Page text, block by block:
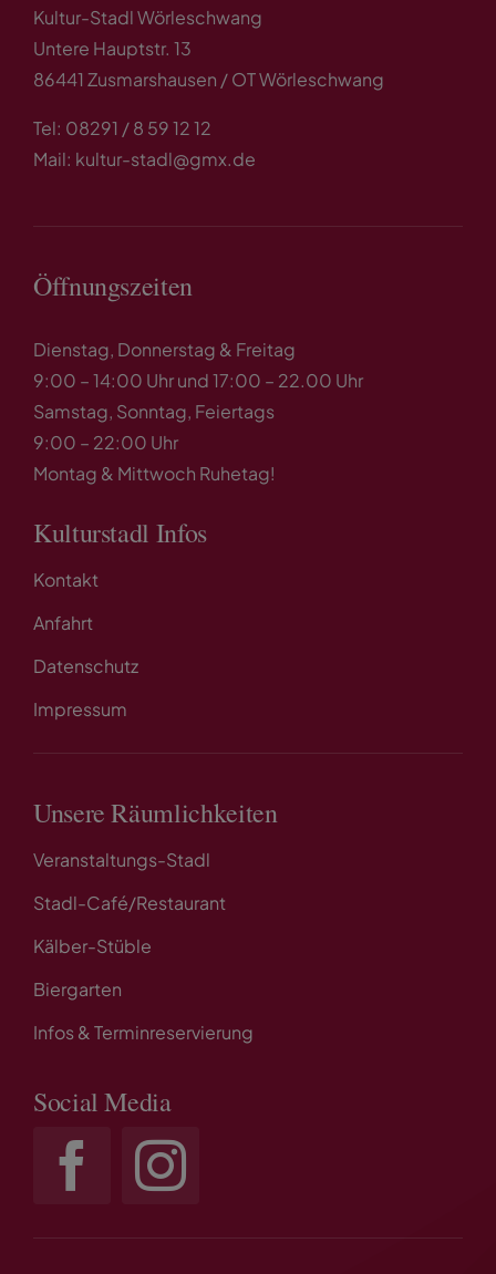
Kultur-Stadl Wörleschwang
Untere Hauptstr. 13
86441 Zusmarshausen / OT Wörleschwang
Tel: 08291 / 8 59 12 12
Mail: kultur-stadl@gmx.de
Öffnungszeiten
Dienstag, Donnerstag & Freitag
9:00 – 14:00 Uhr und 17:00 – 22.00 Uhr
Samstag, Sonntag, Feiertags
9:00 – 22:00 Uhr
Montag & Mittwoch Ruhetag!
Kulturstadl Infos
Kontakt
Anfahrt
Datenschutz
Impressum
Unsere Räumlichkeiten
Veranstaltungs-Stadl
Stadl-Café/Restaurant
Kälber-Stüble
Biergarten
Infos & Terminreservierung
Social Media